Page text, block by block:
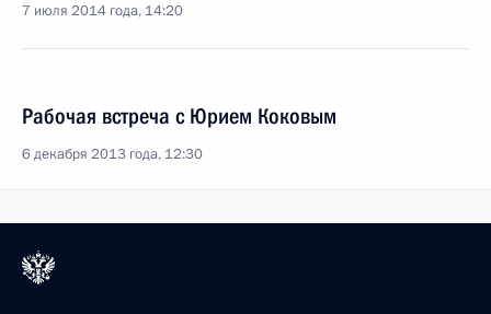
7 июля 2014 года, 14:20
Рабочая встреча с Юрием Коковым
6 декабря 2013 года, 12:30